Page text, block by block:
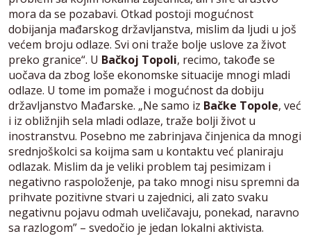
mora da se pozabavi. Otkad postoji mogućnost
dobijanja mađarskog državljanstva, mislim da ljudi u još
većem broju odlaze. Svi oni traže bolje uslove za život
preko granice“. U Bačkoj Topoli, recimo, takođe se
uočava da zbog loše ekonomske situacije mnogi mladi
odlaze. U tome im pomaže i mogućnost da dobiju
državljanstvo Mađarske. „Ne samo iz Bačke Topole, već
i iz obližnjih sela mladi odlaze, traže bolji život u
inostranstvu. Posebno me zabrinjava činjenica da mnogi
srednjoškolci sa koijma sam u kontaktu već planiraju
odlazak. Mislim da je veliki problem taj pesimizam i
negativno raspoloženje, pa tako mnogi nisu spremni da
prihvate pozitivne stvari u zajednici, ali zato svaku
negativnu pojavu odmah uveličavaju, ponekad, naravno
sa razlogom” – svedočio je jedan lokalni aktivista.